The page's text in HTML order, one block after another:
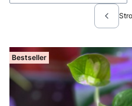
Bestseller